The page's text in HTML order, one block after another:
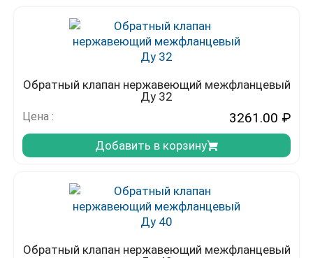
Обратный клапан нержавеющий межфланцевый
Ду 32
Цена : 3261.00 ₽
Добавить в корзину
Обратный клапан нержавеющий межфланцевый